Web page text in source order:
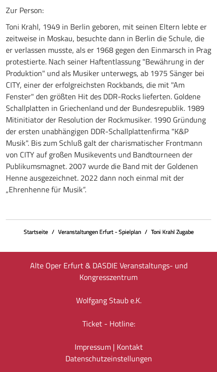
Zur Person:
Toni Krahl, 1949 in Berlin geboren, mit seinen Eltern lebte er
zeitweise in Moskau, besuchte dann in Berlin die Schule, die
er verlassen musste, als er 1968 gegen den Einmarsch in Prag
protestierte. Nach seiner Haftentlassung "Bewährung in der
Produktion" und als Musiker unterwegs, ab 1975 Sänger bei
CITY, einer der erfolgreichsten Rockbands, die mit "Am
Fenster" den größten Hit des DDR-Rocks lieferten. Goldene
Schallplatten in Griechenland und der Bundesrepublik. 1989
Mitinitiator der Resolution der Rockmusiker. 1990 Gründung
der ersten unabhängigen DDR-Schallplattenfirma "K&P
Musik". Bis zum Schluß galt der charismatischer Frontmann
von CITY auf großen Musikevents und Bandtourneen der
Publikumsmagnet. 2007 wurde die Band mit der Goldenen
Henne ausgezeichnet. 2022 dann noch einmal mit der
„Ehrenhenne für Musik“.
Startseite Veranstaltungen Erfurt - Spielplan Toni Krahl Zugabe
Alte Oper Erfurt & DASDIE Veranstaltungs- und
Kongresszentrum
Wolfgang Staub e.K.
Ticket - Hotline:
Impressum| Kontakt
Datenschutz­einstellungen